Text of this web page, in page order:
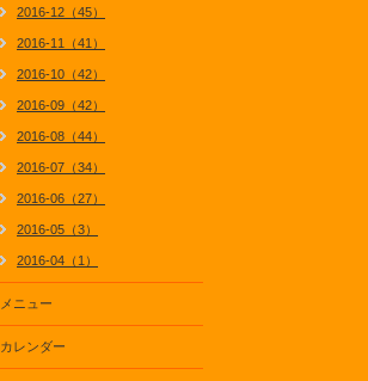
2016-12（45）
2016-11（41）
2016-10（42）
2016-09（42）
2016-08（44）
2016-07（34）
2016-06（27）
2016-05（3）
2016-04（1）
メニュー
カレンダー